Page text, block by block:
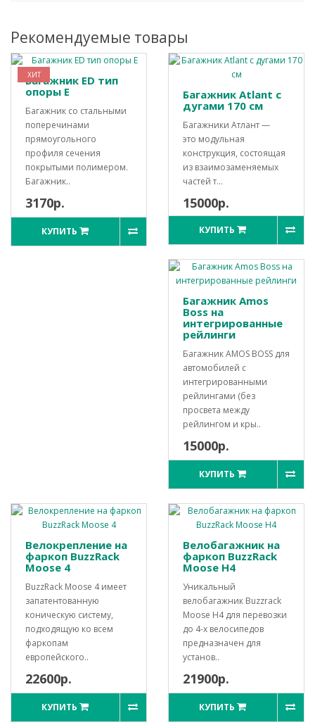
Рекомендуемые товары
ХИТ
Багажник ED тип
опоры Е
Багажник со стальными
поперечинами
прямоугольного
профиля сечения
покрытыми полимером.
Багажник..
3170р.
КУПИТЬ
Багажник Atlant с
дугами 170 см
Багажники Атлант —
это модульная
конструкция, состоящая
из взаимозаменяемых
частей т...
15000р.
КУПИТЬ
Багажник Amos
Boss на
интегрированные
рейлинги
Багажник AMOS BOSS для
автомобилей с
интегрированными
рейлингами (без
просвета между
рейлингом и кры..
15000р.
КУПИТЬ
Велокрепление на
фаркоп BuzzRack
Moose 4
BuzzRack Moose 4 имеет
запатентованную
коническую систему,
подходящую ко всем
фаркопам
европейского..
22600р.
КУПИТЬ
Велобагажник на
фаркоп BuzzRack
Moose H4
Уникальный
велобагажник Buzzrack
Moose H4 для перевозки
до 4-х велосипедов
предназначен для
установ..
21900р.
КУПИТЬ